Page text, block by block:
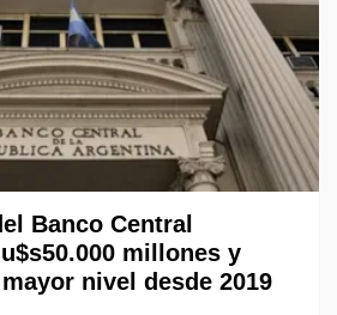
Banco Central
millones y
nivel desde 2019